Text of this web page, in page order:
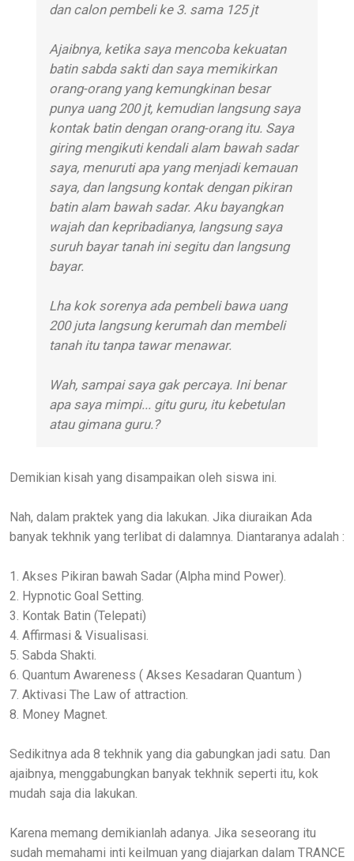
dan calon pembeli ke 3. sama 125 jt
Ajaibnya, ketika saya mencoba kekuatan
batin sabda sakti dan saya memikirkan
orang-orang yang kemungkinan besar
punya uang 200 jt, kemudian langsung saya
kontak batin dengan orang-orang itu. Saya
giring mengikuti kendali alam bawah sadar
saya, menuruti apa yang menjadi kemauan
saya, dan langsung kontak dengan pikiran
batin alam bawah sadar. Aku bayangkan
wajah dan kepribadianya, langsung saya
suruh bayar tanah ini segitu dan langsung
bayar.
Lha kok sorenya ada pembeli bawa uang
200 juta langsung kerumah dan membeli
tanah itu tanpa tawar menawar.
Wah, sampai saya gak percaya. Ini benar
apa saya mimpi... gitu guru, itu kebetulan
atau gimana guru.?
Demikian kisah yang disampaikan oleh siswa ini.
Nah, dalam praktek yang dia lakukan. Jika diuraikan Ada
banyak tekhnik yang terlibat di dalamnya. Diantaranya adalah :
1. Akses Pikiran bawah Sadar (Alpha mind Power).
2. Hypnotic Goal Setting.
3. Kontak Batin (Telepati)
4. Affirmasi & Visualisasi.
5. Sabda Shakti.
6. Quantum Awareness ( Akses Kesadaran Quantum )
7. Aktivasi The Law of attraction.
8. Money Magnet.
Sedikitnya ada 8 tekhnik yang dia gabungkan jadi satu. Dan
ajaibnya, menggabungkan banyak tekhnik seperti itu, kok
mudah saja dia lakukan.
Karena memang demikianlah adanya. Jika seseorang itu
sudah memahami inti keilmuan yang diajarkan dalam TRANCE